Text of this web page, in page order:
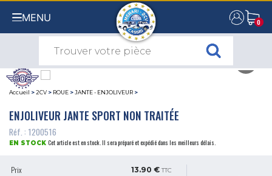
MENU 0
0
Accueil >2CV > ROUE >JANTE - ENJOLIVEUR >
ENJOLIVEUR JANTE SPORT NON TRAITÉE
Réf. : 1200516
EN STOCK Cet article est en stock. Il sera préparé et expédié dans les meilleurs délais.
Prix 13.90 € TTC